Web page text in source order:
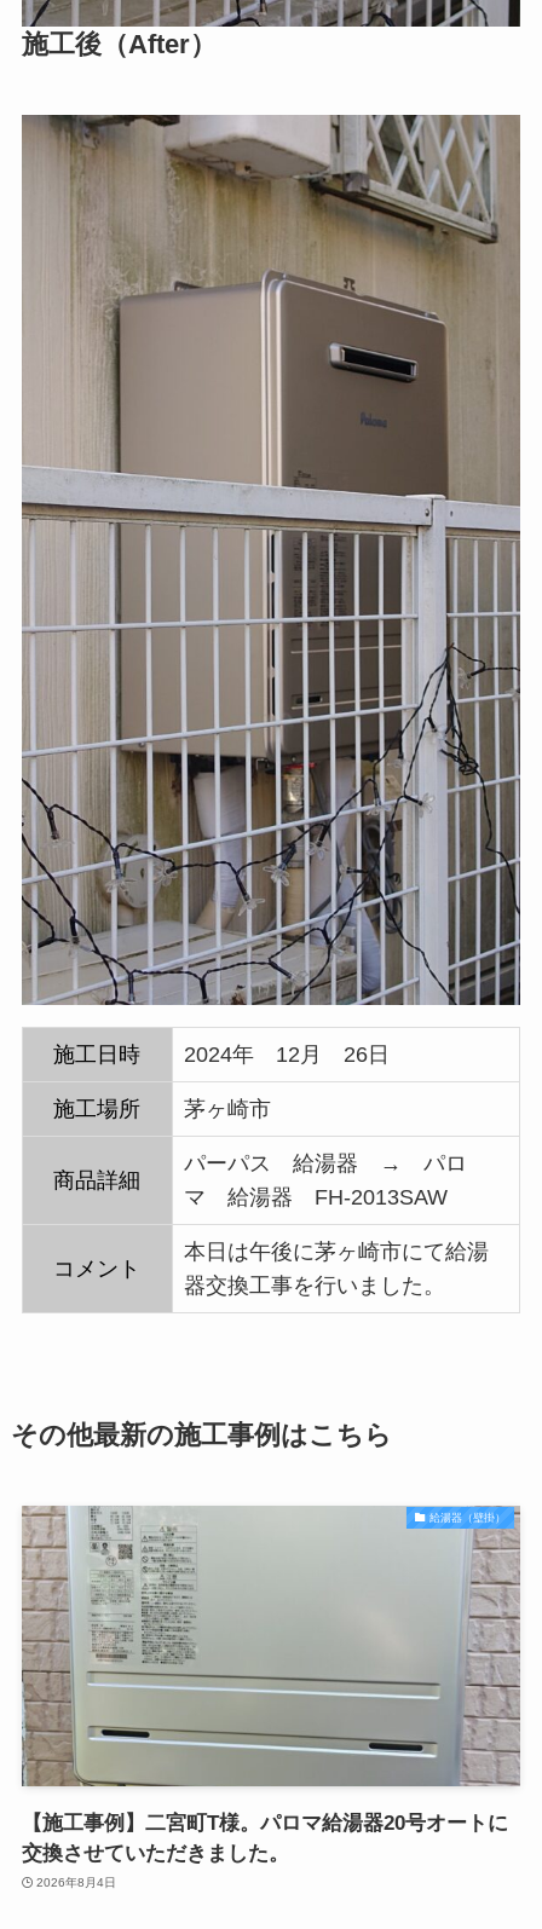
施工後（After）
施工日時 2024年 12月 26日
施工場所 茅ヶ崎市
商品詳細
パーパス 給湯器 → パロ
マ 給湯器 FH-2013SAW
コメント
本日は午後に茅ヶ崎市にて給湯
器交換工事を行いました。
その他最新の施工事例はこちら
給湯器（壁掛）
【施工事例】二宮町T様。パロマ給湯器20号オートに
交換させていただきました。
2026年8月4日